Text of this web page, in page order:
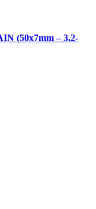
(50x7mm – 3,2-